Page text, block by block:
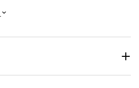
gaine de volant en cuir résiste à